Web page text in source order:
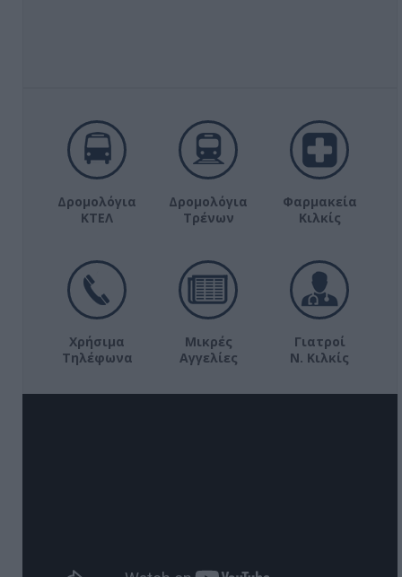
Δρομολόγια
ΚΤΕΛ
Δρομολόγια
Τρένων
Φαρμακεία
Κιλκίς
Χρήσιμα
Τηλέφωνα
Μικρές
Αγγελίες
Γιατροί
Ν. Κιλκίς